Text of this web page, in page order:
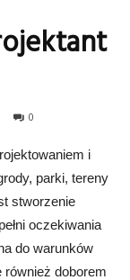
0
i
parki, tereny
stworzenie
oczekiwania
do warunków
również doborem